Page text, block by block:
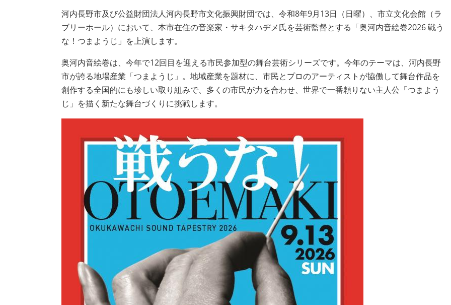
河内長野市及び公益財団法人河内長野市文化振興財団では、令和8年9月13日（日曜）、市立文化会館（ラ
ブリーホール）において、本市在住の音楽家・サキタハヂメ氏を芸術監督とする「奥河内音絵巻2026 戦う
な！つまようじ」を上演します。
奥河内音絵巻は、今年で12回目を迎える市民参加型の舞台芸術シリーズです。今年のテーマは、河内長野
市が誇る地場産業「つまようじ」。地域産業を題材に、市民とプロのアーティストが協働して舞台作品を
創作する全国的にも珍しい取り組みで、多くの市民が力を合わせ、世界で一番頼りない主人公「つまよう
じ」を描く新たな舞台づくりに挑戦します。